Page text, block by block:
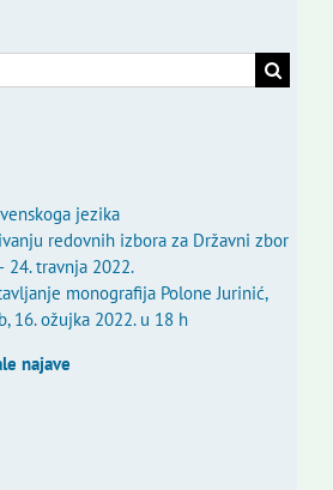
jezika
redovnih izbora za Državni zbor
24. travnja 2022.
monografija Polone Jurinić,
16. ožujka 2022. u 18 h
najave